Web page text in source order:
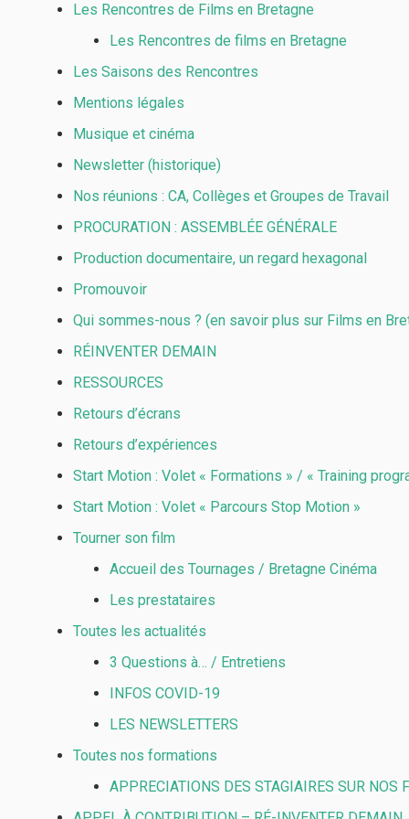
Les Rencontres de Films en Bretagne
Les Rencontres de films en Bretagne
Les Saisons des Rencontres
Mentions légales
Musique et cinéma
Newsletter (historique)
Nos réunions : CA, Collèges et Groupes de Travail
PROCURATION : ASSEMBLÉE GÉNÉRALE
Production documentaire, un regard hexagonal
Promouvoir
Qui sommes-nous ? (en savoir plus sur Films en
RÉINVENTER DEMAIN
RESSOURCES
Retours d’écrans
Retours d’expériences
Start Motion : Volet « Formations » / « Training
Start Motion : Volet « Parcours Stop Motion »
Tourner son film
Accueil des Tournages / Bretagne Cinéma
Les prestataires
Toutes les actualités
3 Questions à… / Entretiens
INFOS COVID-19
LES NEWSLETTERS
Toutes nos formations
APPRECIATIONS DES STAGIAIRES SUR NOS